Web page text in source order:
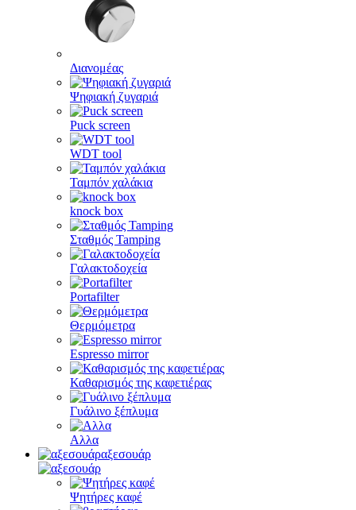
Διανομέας
Ψηφιακή ζυγαριά
Puck screen
WDT tool
Ταμπόν χαλάκια
knock box
Σταθμός Tamping
Γαλακτοδοχεία
Portafilter
Θερμόμετρα
Espresso mirror
Καθαρισμός της καφετιέρας
Γυάλινο ξέπλυμα
Αλλα
αξεσουάρ
Ψητήρες καφέ